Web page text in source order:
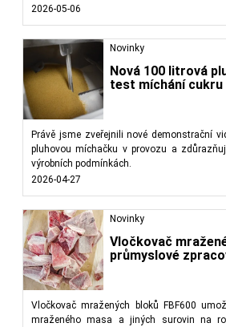
2026-05-06
Novinky
Nová 100 litrová
test míchání cukru
Právě jsme zveřejnili nové demonstrační
pluhovou míchačku v provozu a
výrobních podmínkách.
2026-04-27
Novinky
Vločkovač
průmyslové
Vločkovač mražených bloků FBF600
mraženého masa a jiných surovin na